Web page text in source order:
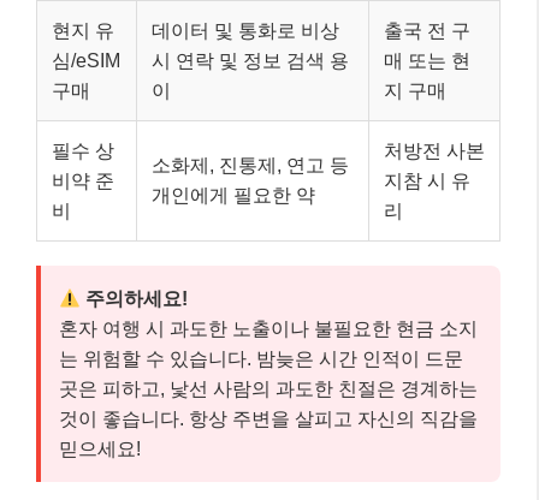
현지 유
심/eSIM
구매
데이터 및 통화로 비상
시 연락 및 정보 검색 용
이
출국 전 구
매 또는 현
지 구매
필수 상
비약 준
비
소화제, 진통제, 연고 등
개인에게 필요한 약
처방전 사본
지참 시 유
리
주의하세요!
혼자 여행 시 과도한 노출이나 불필요한 현금 소지
는 위험할 수 있습니다. 밤늦은 시간 인적이 드문
곳은 피하고, 낯선 사람의 과도한 친절은 경계하는
것이 좋습니다. 항상 주변을 살피고 자신의 직감을
믿으세요!